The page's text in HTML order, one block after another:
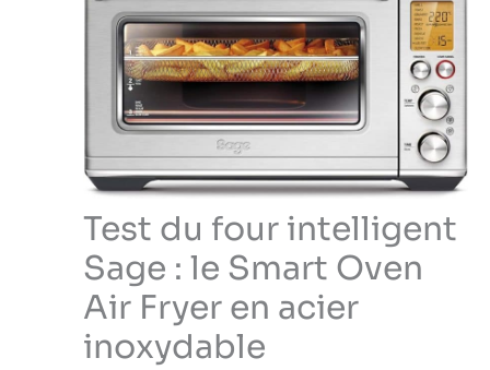
Test du four intelligent
Sage : le Smart Oven
Air Fryer en acier
inoxydable